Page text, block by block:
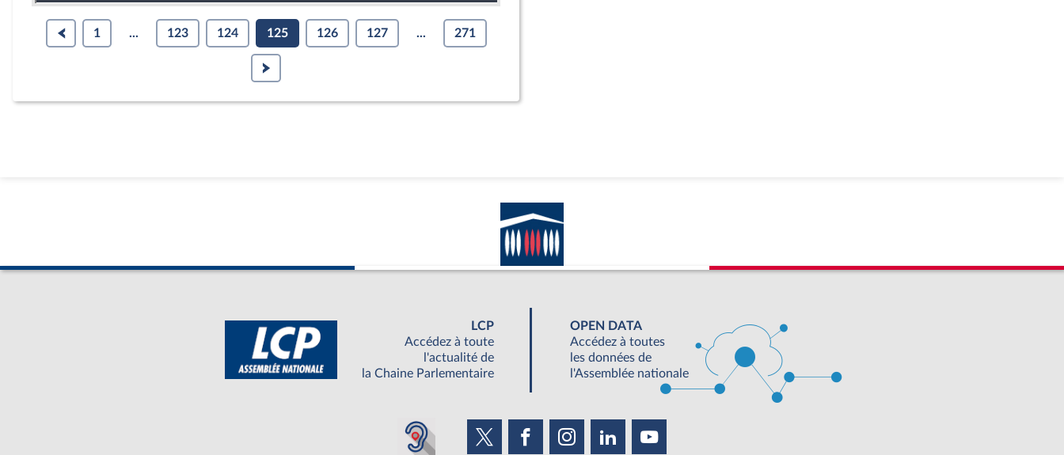
1 ... 123 124 125 126 127 ... 271
LCP
Accédez à toute
l'actualité de
la Chaine Parlementaire
OPEN DATA
Accédez à toutes
les données de
l'Assemblée nationale